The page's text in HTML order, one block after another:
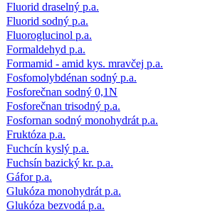
Fluorid draselný p.a.
Fluorid sodný p.a.
Fluoroglucinol p.a.
Formaldehyd p.a.
Formamid - amid kys. mravčej p.a.
Fosfomolybdénan sodný p.a.
Fosforečnan sodný 0,1N
Fosforečnan trisodný p.a.
Fosfornan sodný monohydrát p.a.
Fruktóza p.a.
Fuchcín kyslý p.a.
Fuchsín bazický kr. p.a.
Gáfor p.a.
Glukóza monohydrát p.a.
Glukóza bezvodá p.a.